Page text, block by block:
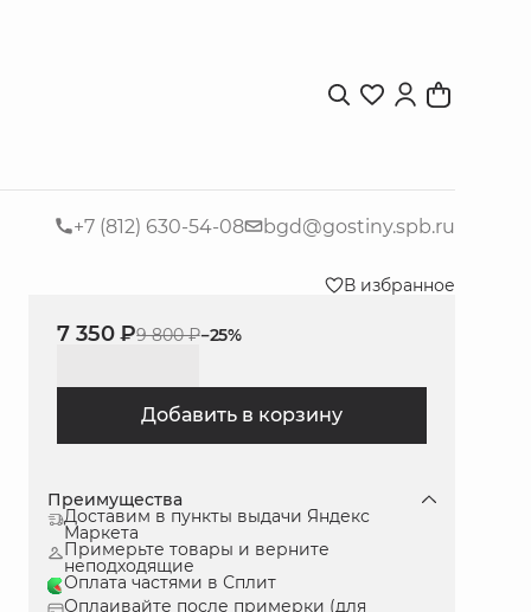
+7 (812) 630-54-08 bgd@gostiny.spb.ru
В избранное
7 350 ₽9 800 ₽−25%
Добавить в корзину
Преимущества
Доставим в пункты выдачи Яндекс
Маркета
Примерьте товары и верните
неподходящие
Оплата частями в Сплит
Оплаивайте после примерки (для